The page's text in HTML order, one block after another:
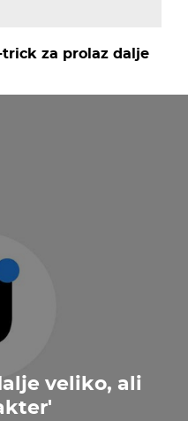
za prolaz dalje
veliko, ali